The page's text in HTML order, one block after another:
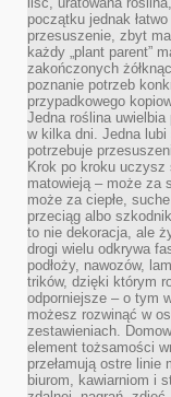
początku jednak
przesuszenie, zbyt
każdy „plant parent”
zakończonych
poznanie potrzeb
przypadkowego
Jedna roślina uwielbia
w kilka dni. Jedna lubi
potrzebuje
Krok po kroku
matowieją – może za
może za ciepłe,
przeciąg albo
to nie dekoracja, ale
drogi wielu odkrywa
podłoży, nawozów,
trików, dzięki którym
odporniejsze – o tym
możesz rozwinąć w
zestawieniach.
element tożsamości
przełamują ostre linie
biurom, kawiarniom i